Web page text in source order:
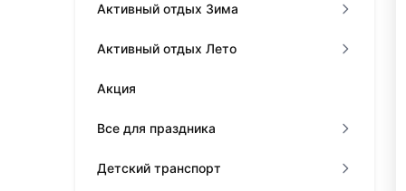
Активный отдых Зима
Активный отдых Лето
Акция
Все для праздника
Детский транспорт